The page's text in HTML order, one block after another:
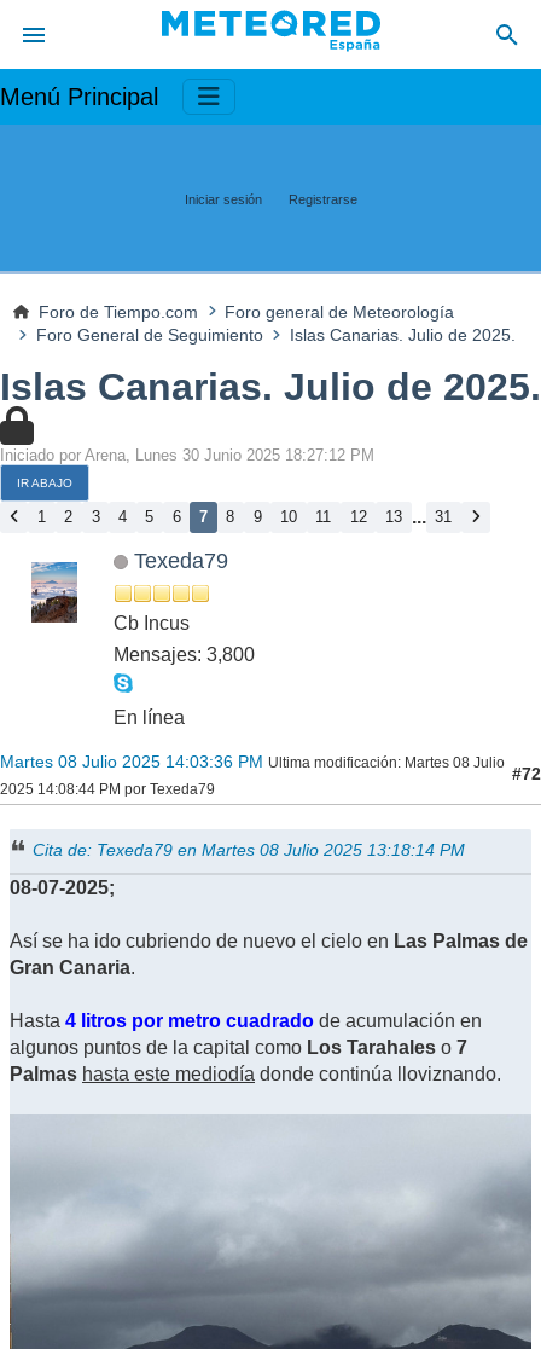
Menú Principal
Iniciar sesión Registrarse
Foro de Tiempo.com
Foro general de Meteorología
Foro General de Seguimiento
Islas Canarias. Julio de 2025.
Islas Canarias. Julio de 2025.
Iniciado por Arena, Lunes 30 Junio 2025 18:27:12 PM
IR ABAJO
1 2 3 4 5 6 7 8 9 10 11 12 13 ... 31
Texeda79
Cb Incus
Mensajes: 3,800
En línea
Martes 08 Julio 2025 14:03:36 PM Ultima modificación: Martes 08 Julio
2025 14:08:44 PM por Texeda79
#72
Cita de: Texeda79 en Martes 08 Julio 2025 13:18:14 PM
08-07-2025;
Así se ha ido cubriendo de nuevo el cielo en Las Palmas de
Gran Canaria.
Hasta 4 litros por metro cuadrado de acumulación en
algunos puntos de la capital como Los Tarahales o 7
Palmas hasta este mediodía donde continúa lloviznando.